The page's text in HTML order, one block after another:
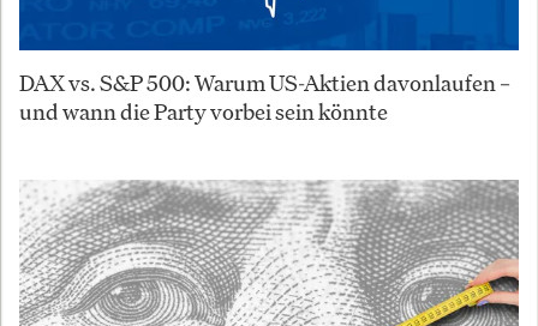
DAX vs. S&P 500: Warum US-Aktien davonlaufen –
und wann die Party vorbei sein könnte